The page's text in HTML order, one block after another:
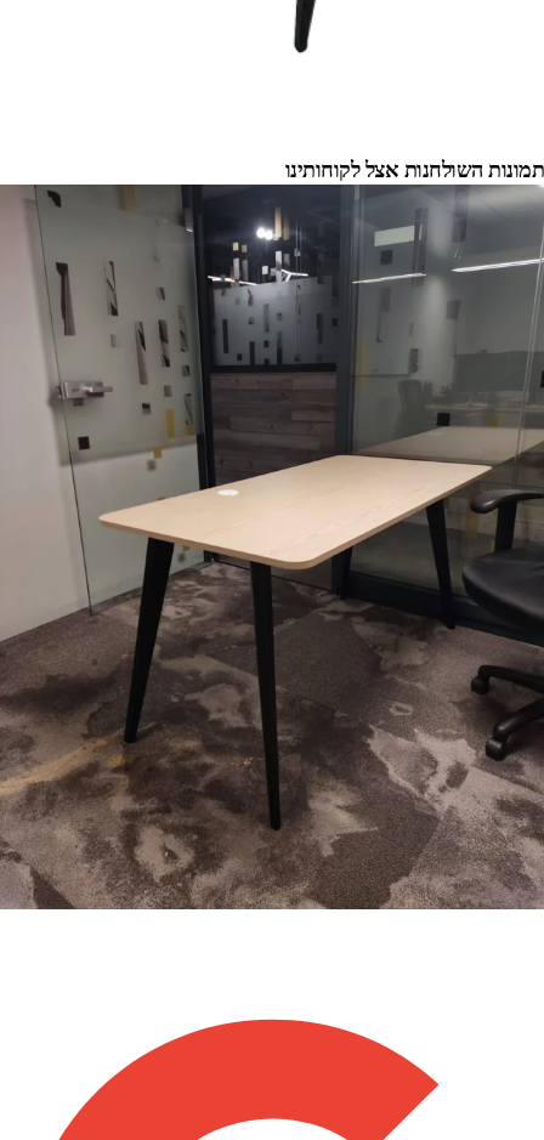
תמונות השולחנות אצל לקוחותינו